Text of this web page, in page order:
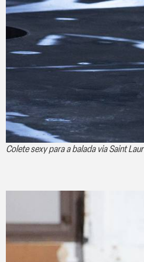
Colete sexy para a balada via Saint